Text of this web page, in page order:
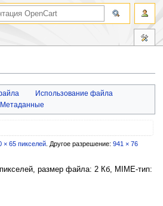
Использование файла
Метаданные
× 65 пикселей. Другое разрешение: 941 × 76
размер файла: 2 Кб, MIME-тип: